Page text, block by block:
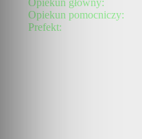
Opiekun główny:
Opiekun pomocniczy:
Prefekt: